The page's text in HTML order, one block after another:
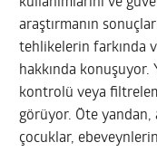
araştırmanın
tehlikelerin farkında
hakkında konuşuyor.
kontrolü veya
görüyor. Öte yandan,
çocuklar,